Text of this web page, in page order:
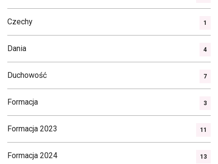
Czechy 1
Dania 4
Duchowość 7
Formacja 3
Formacja 2023 11
Formacja 2024 13